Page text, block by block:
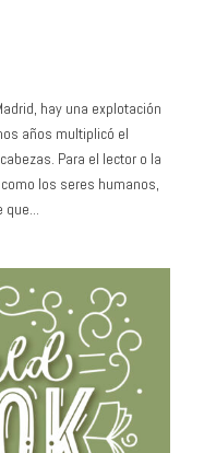
hay una explotación
años multiplicó el
Para el lector o la
los seres humanos,
que...